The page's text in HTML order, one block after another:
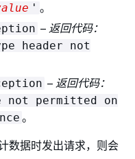
' 。
– 返回代码：
header not
– 返回代码：
not permitted on
。
数据时发出请求，则会